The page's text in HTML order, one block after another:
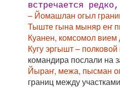
встречается
– Йомашлан огыл
Тыште гына мыняр еҥ
Куанен, комсомол
Кугу эргышт –
командира послали на
Йыраҥ, межа, пысман
границ между